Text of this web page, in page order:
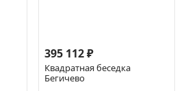
395 112 ₽
Квадратная беседка
Бегичево